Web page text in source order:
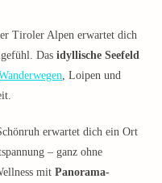
Tiroler Alpen erwartet dich
Das idyllische Seefeld
, Loipen und
erwartet dich ein Ort
– ganz ohne
mit Panorama-